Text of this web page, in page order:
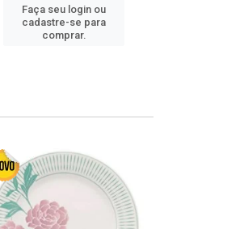
Faça seu login ou
cadastre-se para
comprar.